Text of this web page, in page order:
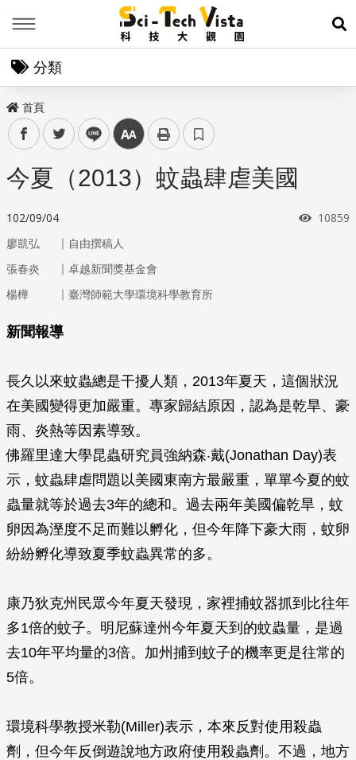
展
分類
首頁
facebooktwitter line 中
今夏（2013）蚊蟲肆虐美國
102/09/04 瀏覽次
10859
廖凱弘 ｜ 自由撰稿人
張春炎
｜ 卓越新聞獎基金會
楊樺
｜ 臺灣師範大學環境科學教育所
新聞報導
長久以來蚊蟲總是干擾人類，2013年夏天，這個狀況
在美國變得更加嚴重。專家歸結原因，認為是乾旱、豪
雨、炎熱等因素導致。
佛羅里達大學昆蟲研究員強納森‧戴(Jonathan Day)表
示，蚊蟲肆虐問題以美國東南方最嚴重，單單今夏的蚊
蟲量就等於過去3年的總和。過去兩年美國偏乾旱，蚊
卵因為溼度不足而難以孵化，但今年降下豪大雨，蚊卵
紛紛孵化導致夏季蚊蟲異常的多。
康乃狄克州民眾今年夏天發現，家裡捕蚊器抓到比往年
多1倍的蚊子。明尼蘇達州今年夏天到的蚊蟲量，是過
去10年平均量的3倍。加州捕到蚊子的機率更是往常的
5倍。
環境科學教授米勒(Miller)表示，本來反對使用殺蟲
劑，但今年反倒遊說地方政府使用殺蟲劑。不過，地方